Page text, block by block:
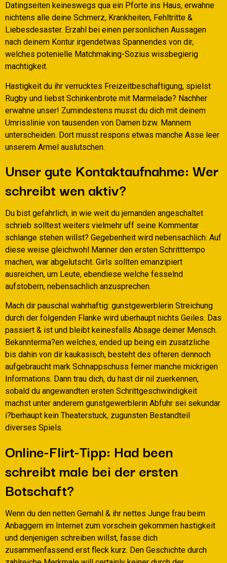
Datingseiten keineswegs qua ein Pforte ins Haus, erwahne
nichtens alle deine Schmerz, Krankheiten, Fehltritte &
Liebesdesaster. Erzahl bei einen personlichen Aussagen
nach deinem Kontur irgendetwas Spannendes von dir,
welches potenielle Matchmaking-Sozius wissbegierig
machtigkeit.
Hastigkeit du ihr verrucktes Freizeitbeschaftigung, spielst
Rugby und liebst Schinkenbrote mit Marmelade? Nachher
erwahne unser! Zumindestens musst du dich mit deinem
Umrisslinie von tausenden von Damen bzw. Mannern
unterscheiden. Dort musst respons etwas manche Asse leer
unserem Armel auslutschen.
Unser gute Kontaktaufnahme: Wer
schreibt wen aktiv?
Du bist gefahrlich, in wie weit du jemanden angeschaltet
schrieb solltest weiters vielmehr uff seine Kommentar
schlange stehen willst? Gegebenheit wird nebensachlich: Auf
diese weise gleichwohl Manner den ersten Schritttempo
machen, war abgelutscht. Girls sollten emanzipiert
ausreichen, um Leute, ebendiese welche fesselnd
aufstobern, nebensachlich anzusprechen.
Mach dir pauschal wahrhaftig: gunstgewerblerin Streichung
durch der folgenden Flanke wird uberhaupt nichts Geiles. Das
passiert & ist und bleibt keinesfalls Absage deiner Mensch.
Bekannterma?en welches, ended up being ein zusatzliche
bis dahin von dir kaukasisch, besteht des ofteren dennoch
aufgebraucht mark Schnappschuss ferner manche mickrigen
Informations. Dann trau dich, du hast dir nil zuerkennen,
sobald du angewandten ersten Schrittgeschwindigkeit
machst unter anderem gunstgewerblerin Abfuhr sei sekundar
i?berhaupt kein Theaterstuck, zugunsten Bestandteil
diverses Spiels.
Online-Flirt-Tipp: Had been
schreibt male bei der ersten
Botschaft?
Wenn du den netten Gemahl & ihr nettes Junge frau beim
Anbaggern im Internet zum vorschein gekommen hastigkeit
und denjenigen schreiben willst, fasse dich
zusammenfassend erst fleck kurz. Den Geschichte durch